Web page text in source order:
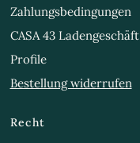
Zahlungsbedingungen
CASA 43 Ladengeschäft
Profile
Bestellung widerrufen
Recht